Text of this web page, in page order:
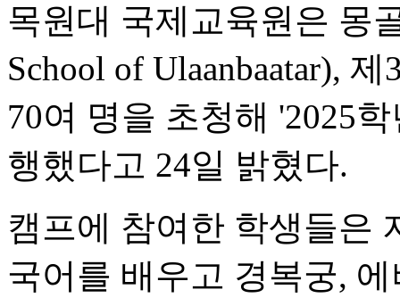
목원대 국제교육원은 몽
School of Ulaanbaatar),
70여 명을 초청해 '2025
행했다고 24일 밝혔다.
캠프에 참여한 학생들은
국어를 배우고 경복궁,